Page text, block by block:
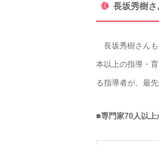
長坂秀樹
長坂秀樹さんも
本以上の指導・
る指導者が、最
■専門家70人以上